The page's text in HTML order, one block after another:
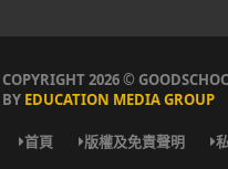
COPYRIGHT 2026 ©
BY EDUCATION MEDIA GROUP
首頁 版權及免責聲明